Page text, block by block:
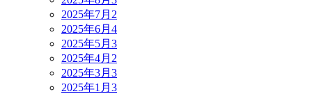
2025年7月 2
2025年6月 4
2025年5月 3
2025年4月 2
2025年3月 3
2025年1月 3